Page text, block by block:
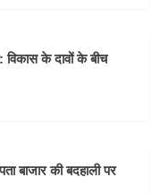
विकास के दावों के बीच
बाजार की बदहाली पर